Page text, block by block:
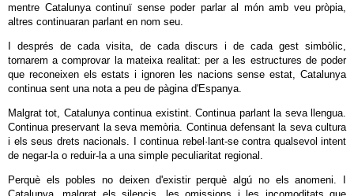
mentre Catalunya continuï sense poder parlar al món amb veu pròpia,
altres continuaran parlant en nom seu.
I després de cada visita, de cada discurs i de cada gest simbòlic,
tornarem a comprovar la mateixa realitat: per a les estructures de poder
que reconeixen els estats i ignoren les nacions sense estat, Catalunya
continua sent una nota a peu de pàgina d'Espanya.
Malgrat tot, Catalunya continua existint. Continua parlant la seva llengua.
Continua preservant la seva memòria. Continua defensant la seva cultura
i els seus drets nacionals. I continua rebel·lant-se contra qualsevol intent
de negar-la o reduir-la a una simple peculiaritat regional.
Perquè els pobles no deixen d'existir perquè algú no els anomeni. I